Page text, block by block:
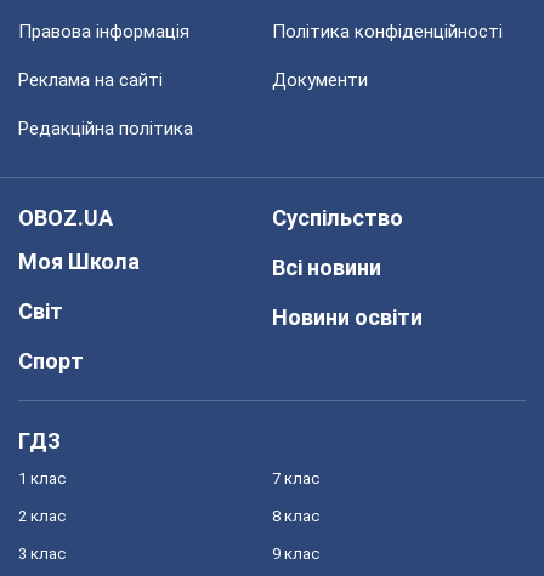
Правова інформація Політика конфіденційності
Реклама на сайті Документи
Редакційна політика
OBOZ.UA
Моя Школа
Світ
Спорт
Суспільство
Всі новини
Новини освіти
ГДЗ
1 клас
2 клас
3 клас
7 клас
8 клас
9 клас